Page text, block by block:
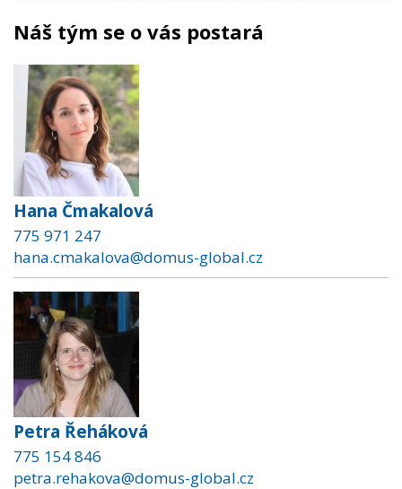
Náš tým se o vás postará
Hana Čmakalová
775 971 247
hana.cmakalova@domus-global.cz
Petra Řeháková
775 154 846
petra.rehakova@domus-global.cz